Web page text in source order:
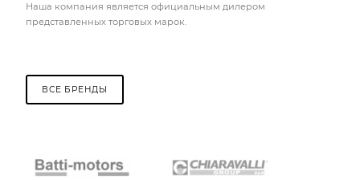
Наша компания является официальным дилером
представленных торговых марок.
ВСЕ БРЕНДЫ